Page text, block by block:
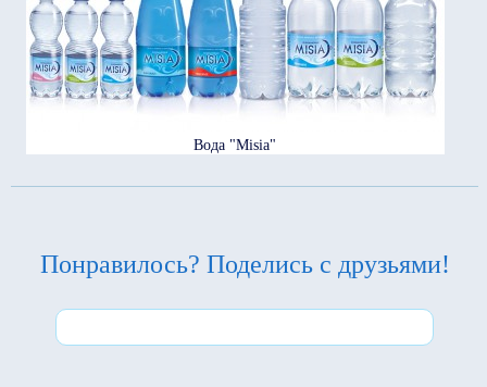
Вода "Misia"
Понравилось? Поделись с друзьями!